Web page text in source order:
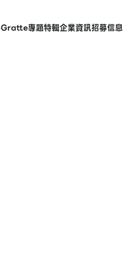
Gratte專題特輯企業資訊招募信息